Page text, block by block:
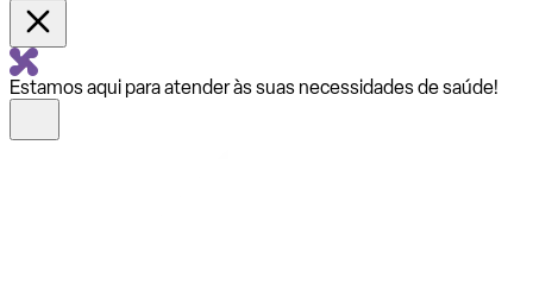
Estamos aqui para atender às suas necessidades de saúde!